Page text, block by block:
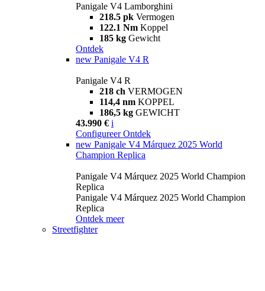
Panigale V4 Lamborghini
218.5 pk Vermogen
122.1 Nm Koppel
185 kg Gewicht
Ontdek
new Panigale V4 R
Panigale V4 R
218 ch VERMOGEN
114,4 nm KOPPEL
186,5 kg GEWICHT
43.990 € i
Configureer Ontdek
new Panigale V4 Márquez 2025 World
Champion Replica
Panigale V4 Márquez 2025 World Champion
Replica
Panigale V4 Márquez 2025 World Champion
Replica
Ontdek meer
Streetfighter